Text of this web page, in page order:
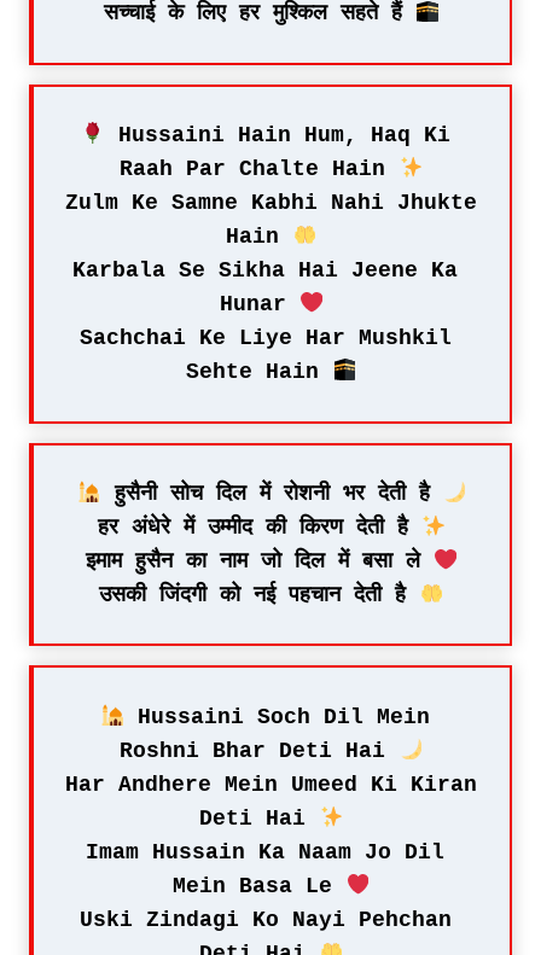
सच्चाई के लिए हर मुश्किल सहते हैं
Hussaini Hain Hum, Haq Ki
Raah Par Chalte Hain
Zulm Ke Samne Kabhi Nahi Jhukte
Hain
Karbala Se Sikha Hai Jeene Ka
Hunar
Sachchai Ke Liye Har Mushkil
Sehte Hain
हुसैनी सोच दिल में रोशनी भर देती है
हर अंधेरे में उम्मीद की किरण देती है
इमाम हुसैन का नाम जो दिल में बसा ले
उसकी जिंदगी को नई पहचान देती है
Hussaini Soch Dil Mein
Roshni Bhar Deti Hai
Har Andhere Mein Umeed Ki Kiran
Deti Hai
Imam Hussain Ka Naam Jo Dil
Mein Basa Le
Uski Zindagi Ko Nayi Pehchan